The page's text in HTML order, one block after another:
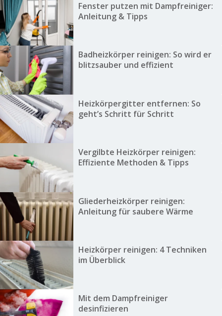
Fenster putzen mit Dampfreiniger:
Anleitung & Tipps
Badheizkörper reinigen: So wird er
blitzsauber und effizient
Heizkörpergitter entfernen: So
geht’s Schritt für Schritt
Vergilbte Heizkörper reinigen:
Effiziente Methoden & Tipps
Gliederheizkörper reinigen:
Anleitung für saubere Wärme
Heizkörper reinigen: 4 Techniken
im Überblick
Mit dem Dampfreiniger
desinfizieren